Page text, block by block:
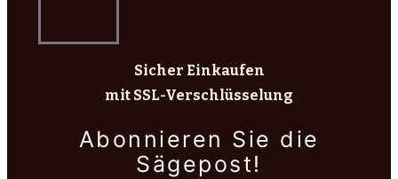
Sicher Einkaufen
mit SSL-Verschlüsselung
Abonnieren Sie die
Sägepost!